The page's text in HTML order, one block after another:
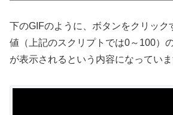
下のGIFのように、ボタンをクリック
値（上記のスクリプトでは0～100）
が表示されるという内容になっていま